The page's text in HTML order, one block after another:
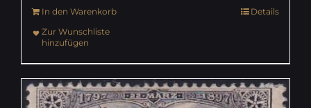
In den Warenkorb
Details
Zur Wunschliste
hinzufügen